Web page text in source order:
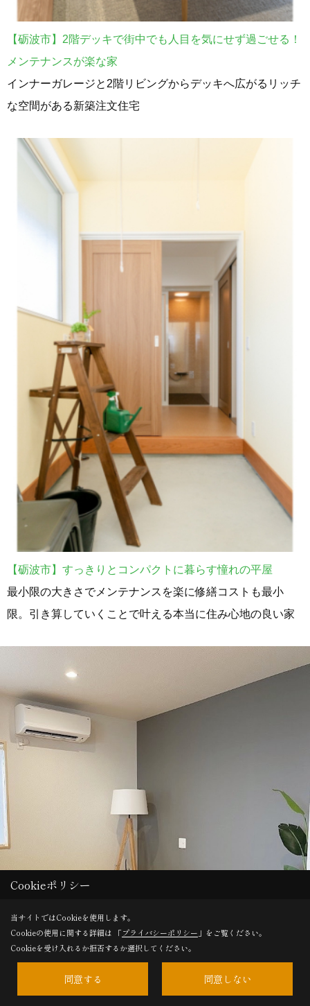
【砺波市】2階デッキで街中でも人目を気にせず過ごせる！
メンテナンスが楽な家
インナーガレージと2階リビングからデッキへ広がるリッチ
な空間がある新築注文住宅
【砺波市】すっきりとコンパクトに暮らす憧れの平屋
最小限の大きさでメンテナンスを楽に修繕コストも最小
限。引き算していくことで叶える本当に住み心地の良い家
Cookieポリシー
当サイトではCookieを使用します。
Cookieの使用に関する詳細は 「プライバシーポリシー 」をご覧ください。
Cookieを受け入れるか拒否するか選択してください。
同意する 同意しない